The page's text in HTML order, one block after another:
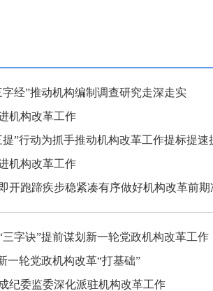
经”推动机构编制调查研究走深走实
机构改革工作
”行动为抓手推动机构改革工作提标提速
机构改革工作
开跑蹄疾步稳紧凑有序做好机构改革前期
字诀”提前谋划新一轮党政机构改革工作
一轮党政机构改革“打基础”
纪委监委深化派驻机构改革工作